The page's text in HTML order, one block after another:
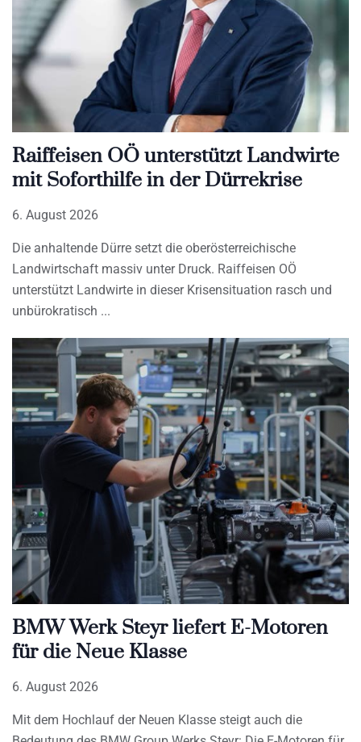
Raiffeisen OÖ unterstützt Landwirte
mit Soforthilfe in der Dürrekrise
6. August 2026
Die anhaltende Dürre setzt die oberösterreichische
Landwirtschaft massiv unter Druck. Raiffeisen OÖ
unterstützt Landwirte in dieser Krisensituation rasch und
unbürokratisch
BMW Werk Steyr liefert E-Motoren
für die Neue Klasse
6. August 2026
Mit dem Hochlauf der Neuen Klasse steigt auch die